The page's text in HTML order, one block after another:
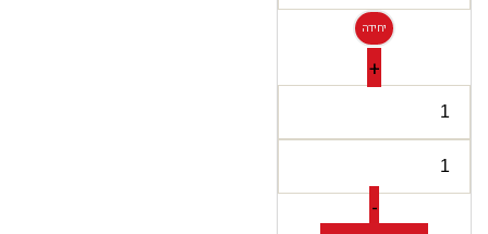
יחידה
+
-